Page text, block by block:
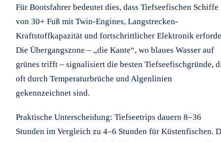
Für Bootsfahrer bedeutet dies, dass Tiefseefischen Schiffe
von 30+ Fuß mit Twin-Engines, Langstrecken-
Kraftstoffkapazität und fortschrittlicher Elektronik
Die Übergangszone – „die Kante“, wo blaues Wasser auf
grünes trifft – signalisiert die besten Tiefseefischgründe,
oft durch Temperaturbrüche und Algenlinien
gekennzeichnet sind.
Praktische Unterscheidung: Tiefseetrips dauern 8–36
Stunden im Vergleich zu 4–6 Stunden für Küstenfischen.